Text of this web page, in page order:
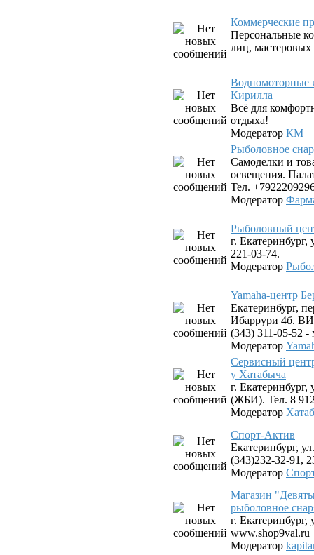
Коммерческие
Персональные
лиц,
Водномоторные
Кирилла
Всё для
отдыха!
Модератор КМ
Рыболовное
Самоделки и
освещения.
Тел.
Модератор
Рыболовный
г.
221-03-74.
Модератор
Yamaha-центр
Екатеринбург,
Ибаррури 4б.
(343) 311-05-52
Модератор
Сервисный
у Хатабыча
г.
(ЖБИ). Тел. 8
Модератор
Спорт-Актив
Екатеринбург,
(343)232-32-91,
Модератор
Магазин
рыболовное
г.
www.shop9val.ru
Модератор